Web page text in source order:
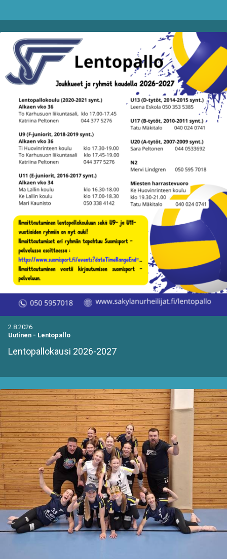
2.8.2026
Uutinen - Lentopallo
Lentopallokausi 2026-2027